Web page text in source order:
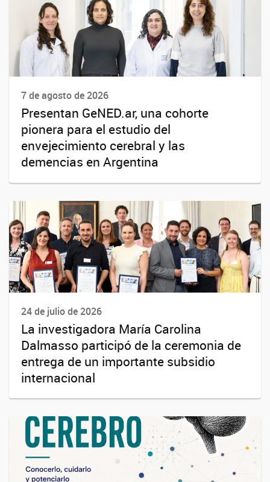
7 de agosto de 2026
Presentan GeNED.ar, una cohorte
pionera para el estudio del
envejecimiento cerebral y las
demencias en Argentina
24 de julio de 2026
La investigadora María Carolina
Dalmasso participó de la ceremonia de
entrega de un importante subsidio
internacional